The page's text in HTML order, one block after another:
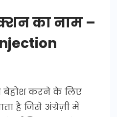
का नाम –
बेहोश करने के लिए
है जिसे अंग्रेज़ी में